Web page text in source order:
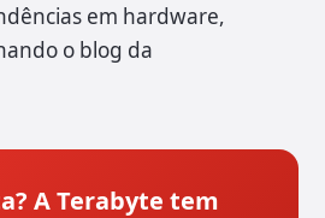
em hardware,
o blog da
A Terabyte tem